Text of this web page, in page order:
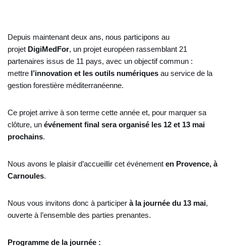
Depuis maintenant deux ans, nous participons au
projet DigiMedFor, un projet européen rassemblant 21
partenaires issus de 11 pays, avec un objectif commun :
mettre l’innovation et les outils numériques au service de la
gestion forestière méditerranéenne.
Ce projet arrive à son terme cette année et, pour marquer sa
clôture, un événement final sera organisé les 12 et 13 mai
prochains.
Nous avons le plaisir d’accueillir cet événement en Provence, à
Carnoules.
Nous vous invitons donc à participer à la journée du 13 mai,
ouverte à l’ensemble des parties prenantes.
Programme de la journée :